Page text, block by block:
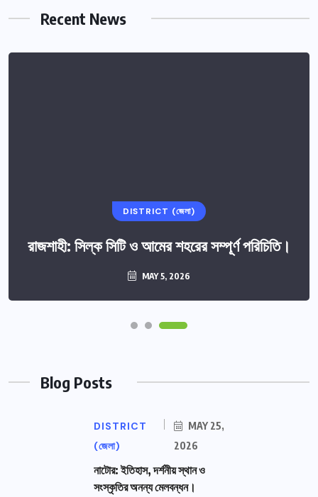
Recent News
DISTRICT (জেলা)
রাজশাহী: সিল্ক সিটি ও আমের শহরের সম্পূর্ণ পরিচিতি।
MAY 5, 2026
Blog Posts
DISTRICT
(জেলা)
MAY 25,
2026
নাটোর: ইতিহাস, দর্শনীয় স্থান ও
সংস্কৃতির অনন্য মেলবন্ধন।